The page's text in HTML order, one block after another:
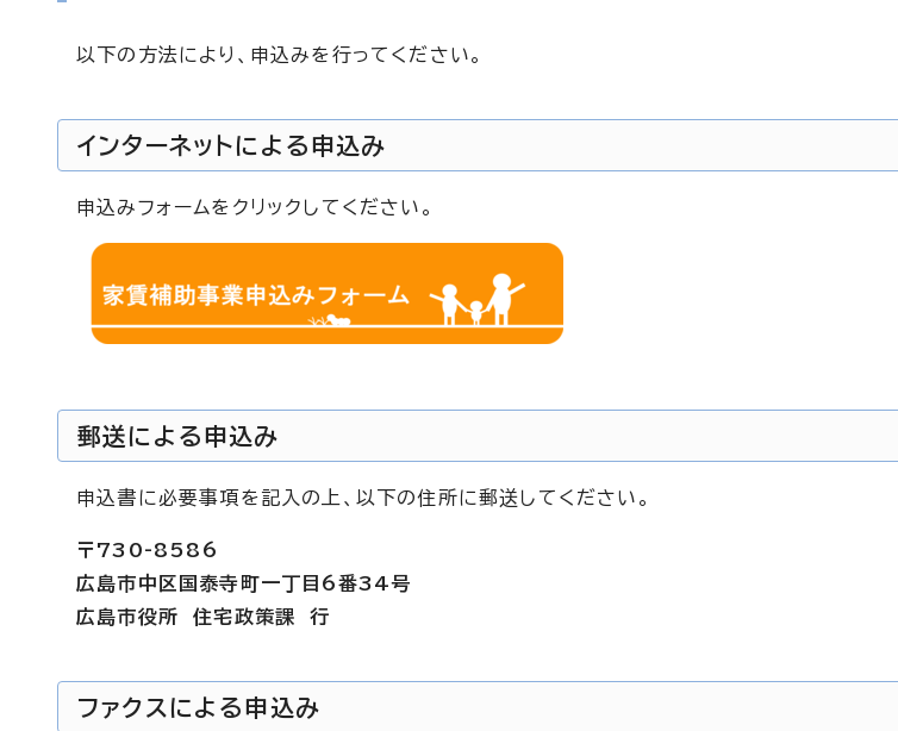
以下の方法により、申込みを行ってください。
インターネットによる申込み
申込みフォームをクリックしてください。
郵送による申込み
申込書に必要事項を記入の上、以下の住所に郵送してください。
〒730-8586
広島市中区国泰寺町一丁目6番34号
広島市役所 住宅政策課 行
ファクスによる申込み